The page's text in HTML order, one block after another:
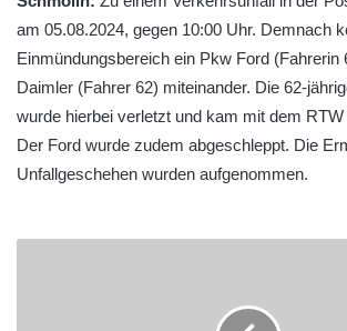
am 05.08.2024, gegen 10:00 Uhr. Demnach
Einmündungsbereich ein Pkw Ford (Fahrerin
Daimler (Fahrer 62) miteinander. Die 62-
wurde hierbei verletzt und kam mit dem
Der Ford wurde zudem abgeschleppt. Die
Unfallgeschehen wurden aufgenommen.